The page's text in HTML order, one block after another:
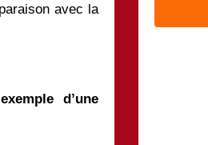
avec la
d’une